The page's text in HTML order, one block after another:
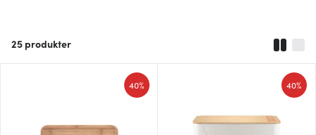
25 produkter
40% 40%